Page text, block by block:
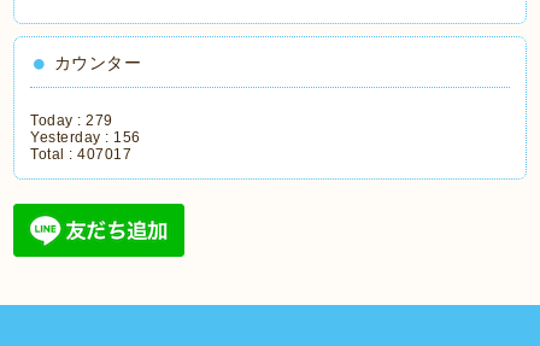
カウンター
Today :279
Yesterday : 156
Total :407017